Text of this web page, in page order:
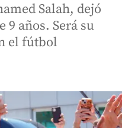
Salah, dejó
9 años. Será su
el fútbol